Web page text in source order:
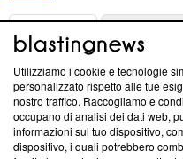
ABOUT
Questa sezione offre
News, sui nostri processi
creare news di qualità.
‘Trust Project - News with
Utilizziamo i cookie e tecnologie
personalizzato rispetto alle tue
nostro traffico. Raccogliamo e
occupano di analisi dei dati web,
informazioni sul tuo dispositivo,
dispositivo, i quali potrebbero